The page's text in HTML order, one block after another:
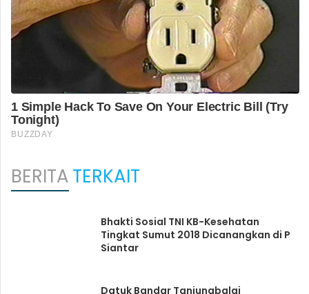
BERITATERKAIT
Bhakti Sosial TNI KB-Kesehatan
Tingkat Sumut 2018 Dicanangkan di P
Siantar
Datuk Bandar Tanjungbalai